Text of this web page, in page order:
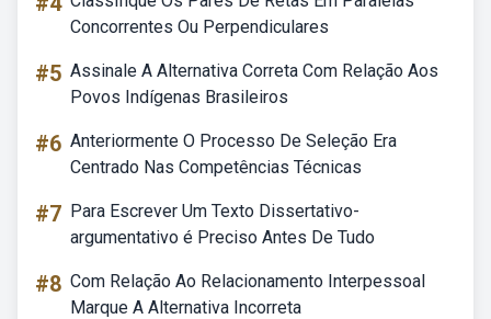
Concorrentes Ou Perpendiculares
#5 Assinale A Alternativa Correta Com Relação Aos
Povos Indígenas Brasileiros
#6 Anteriormente O Processo De Seleção Era
Centrado Nas Competências Técnicas
#7 Para Escrever Um Texto Dissertativo-
argumentativo é Preciso Antes De Tudo
#8 Com Relação Ao Relacionamento Interpessoal
Marque A Alternativa Incorreta